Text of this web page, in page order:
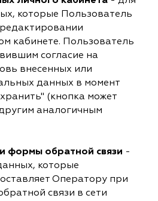
которые Пользователь
кабинете. Пользователь
согласие на
внесенных или
данных в момент
(кнопка может
аналогичным
формы обратной связи -
которые
Оператору при
связи в сети